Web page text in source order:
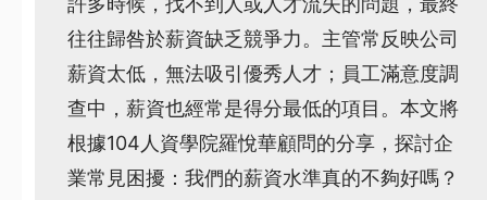
往往歸咎於薪資缺乏競爭力。主管常反映公司
薪資太低，無法吸引優秀人才；員工滿意度調
查中，薪資也經常是得分最低的項目。本文將
根據104人資學院羅悅華顧問的分享，探討企
業常見困擾：我們的薪資水準真的不夠好嗎？